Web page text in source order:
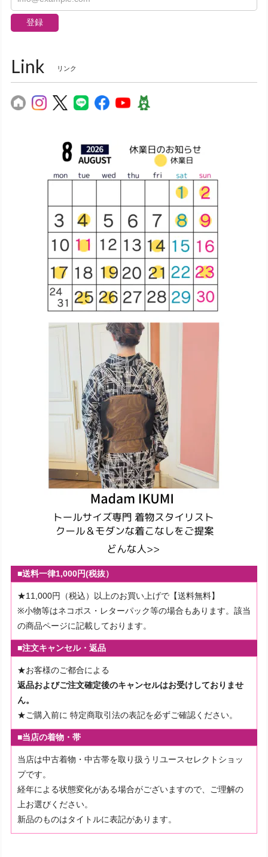
登録
Link リンク
■送料一律1,000円(税抜）
★11,000円（税込）以上のお買い上げで【送料無料】
※小物等はネコポス・レターパック等の場合もあります。該当
の商品ページに記載しております。
■注文キャンセル・返品
★お客様のご都合による
返品およびご注文確定後のキャンセルはお受けしておりませ
ん。
★ご購入前に 特定商取引法の表記を必ずご確認ください。
■当店の着物・帯
当店は中古着物・中古帯を取り扱うリユースセレクトショッ
プです。
経年による状態変化がある場合がございますので、ご理解の
上お選びください。
新品のものはタイトルに表記があります。